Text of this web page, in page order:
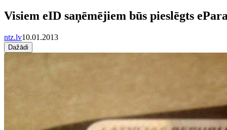
Visiem eID saņēmējiem būs pieslēgts
ntz.lv10.01.2013
Dažādi